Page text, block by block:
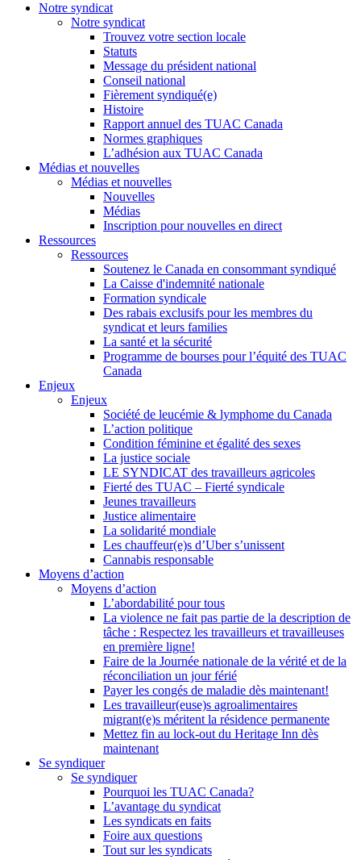
Notre syndicat
Notre syndicat
Trouvez votre section locale
Statuts
Message du président national
Conseil national
Fièrement syndiqué(e)
Histoire
Rapport annuel des TUAC Canada
Normes graphiques
L’adhésion aux TUAC Canada
Médias et nouvelles
Médias et nouvelles
Nouvelles
Médias
Inscription pour nouvelles en direct
Ressources
Ressources
Soutenez le Canada en consommant syndiqué
La Caisse d'indemnité nationale
Formation syndicale
Des rabais exclusifs pour les membres du
syndicat et leurs families
La santé et la sécurité
Programme de bourses pour l’équité des TUAC
Canada
Enjeux
Enjeux
Société de leucémie & lymphome du Canada
L’action politique
Condition féminine et égalité des sexes
La justice sociale
LE SYNDICAT des travailleurs agricoles
Fierté des TUAC – Fierté syndicale
Jeunes travailleurs
Justice alimentaire
La solidarité mondiale
Les chauffeur(e)s d’Uber s’unissent
Cannabis responsable
Moyens d’action
Moyens d’action
L’abordabilité pour tous
La violence ne fait pas partie de la description de
tâche : Respectez les travailleurs et travailleuses
en première ligne!
Faire de la Journée nationale de la vérité et de la
réconciliation un jour férié
Payer les congés de maladie dès maintenant!
Les travailleur(euse)s agroalimentaires
migrant(e)s méritent la résidence permanente
Mettez fin au lock-out du Heritage Inn dès
maintenant
Se syndiquer
Se syndiquer
Pourquoi les TUAC Canada?
L’avantage du syndicat
Les syndicats en faits
Foire aux questions
Tout sur les syndicats